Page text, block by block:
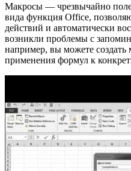
Макросы — чрезвычайно
вида функция Office,
действий и автоматически
возникли проблемы с
например, вы можете создать
применения формул к